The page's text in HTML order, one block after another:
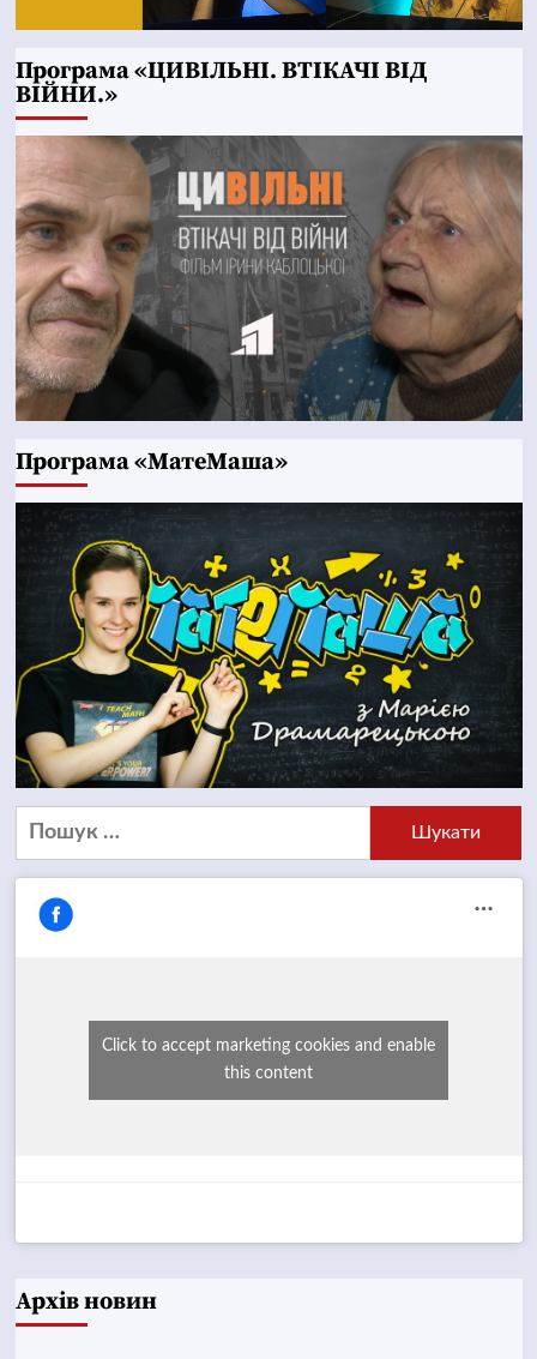
Програма «ЦИВІЛЬНІ. ВТІКАЧІ ВІД
ВІЙНИ.»
Програма «МатеМаша»
Пошук:
Click to accept marketing cookies and enable
this content
Архів новин